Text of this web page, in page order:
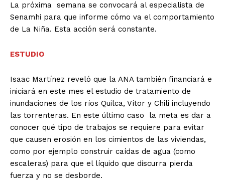
La próxima semana se convocará al especialista de
Senamhi para que informe cómo va el comportamiento
de La Niña. Esta acción será constante.
ESTUDIO
Isaac Martínez reveló que la ANA también financiará e
iniciará en este mes el estudio de tratamiento de
inundaciones de los ríos Quilca, Vítor y Chili incluyendo
las torrenteras. En este último caso la meta es dar a
conocer qué tipo de trabajos se requiere para evitar
que causen erosión en los cimientos de las viviendas,
como por ejemplo construir caídas de agua (como
escaleras) para que el líquido que discurra pierda
fuerza y no se desborde.